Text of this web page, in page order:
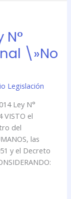
N°
\»No
Legislación
Ley N°
VISTO el
del
las
y el Decreto